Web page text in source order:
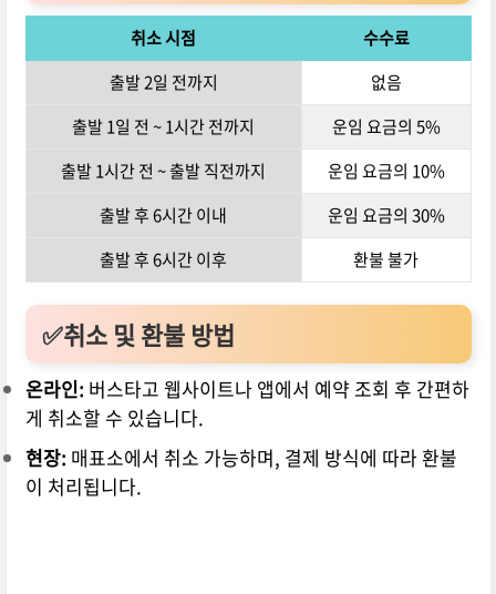
취소 시점
수수료
출발 2일 전까지
없음
출발 1일 전 ~ 1시간 전까지
운임 요금의 5%
출발 1시간 전 ~ 출발 직전까지
운임 요금의 10%
출발 후 6시간 이내
운임 요금의 30%
출발 후 6시간 이후
환불 불가
✅취소 및 환불 방법
온라인: 버스타고 웹사이트나 앱에서 예약 조회 후 간편하
게 취소할 수 있습니다.
현장: 매표소에서 취소 가능하며, 결제 방식에 따라 환불
이 처리됩니다.